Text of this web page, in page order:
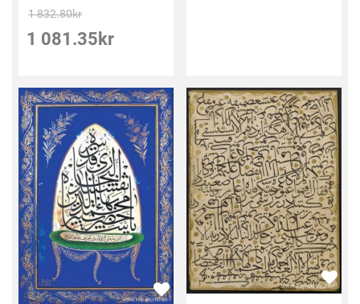
1 832.80kr
1 081.35 kr